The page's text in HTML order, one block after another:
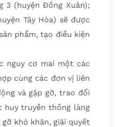
3 (huyện Đồng Xuân);
Tây Hòa) sẽ được
phẩm, tạo điều kiện
nguy cơ mai một các
cùng các đơn vị liên
và gặp gỡ, trao đổi
huy truyền thống làng
khó khăn, giải quyết